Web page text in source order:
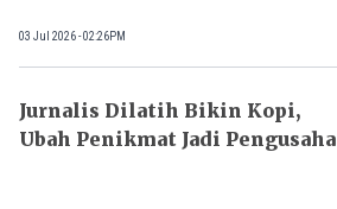
03 Jul 2026 - 02:26PM
Jurnalis Dilatih Bikin Kopi,
Ubah Penikmat Jadi Pengusaha